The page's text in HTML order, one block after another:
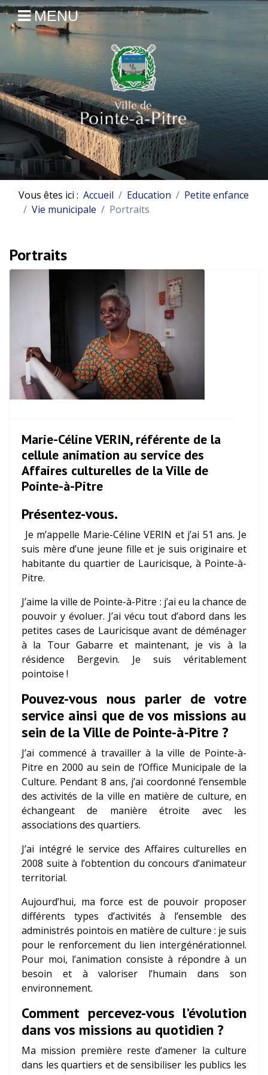
MENU
Vous êtes ici : Accueil Education
Petite enfance
Vie municipale
Portraits
Portraits
Marie-Céline VERIN, référente de la
cellule animation au service des
Affaires culturelles de la Ville de
Pointe-à-Pitre
Présentez-vous.
Je m’appelle Marie-Céline VERIN et j’ai 51 ans. Je
suis mère d’une jeune fille et je suis originaire et
habitante du quartier de Lauricisque, à Pointe-à-
Pitre.
J’aime la ville de Pointe-à-Pitre : j’ai eu la chance de
pouvoir y évoluer. J’ai vécu tout d’abord dans les
petites cases de Lauricisque avant de déménager
à la Tour Gabarre et maintenant, je vis à la
résidence Bergevin. Je suis véritablement
pointoise !
Pouvez-vous nous parler de votre
service ainsi que de vos missions au
sein de la Ville de Pointe-à-Pitre ?
J’ai commencé à travailler à la ville de Pointe-à-
Pitre en 2000 au sein de l’Office Municipale de la
Culture. Pendant 8 ans, j’ai coordonné l’ensemble
des activités de la ville en matière de culture, en
échangeant de manière étroite avec les
associations des quartiers.
J’ai intégré le service des Affaires culturelles en
2008 suite à l’obtention du concours d’animateur
territorial.
Aujourd’hui, ma force est de pouvoir proposer
différents types d’activités à l’ensemble des
administrés pointois en matière de culture : je suis
pour le renforcement du lien intergénérationnel.
Pour moi, l’animation consiste à répondre à un
besoin et à valoriser l’humain dans son
environnement.
Comment percevez-vous l’évolution
dans vos missions au quotidien ?
Ma mission première reste d’amener la culture
dans les quartiers et de sensibiliser les publics les